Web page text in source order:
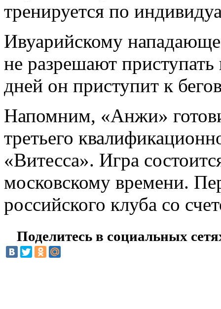
тренируется по
Ивуарийскому
не разрешают приступать
дней он приступит к
Напомним, «Анжи»
третьего
«Витесса». Игра
московскому времени.
российского клуба со
Поделитесь в социальных